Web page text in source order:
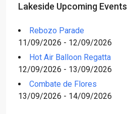
Lakeside Upcoming Events
Rebozo Parade
11/09/2026 - 12/09/2026
Hot Air Balloon Regatta
12/09/2026 - 13/09/2026
Combate de Flores
13/09/2026 - 14/09/2026